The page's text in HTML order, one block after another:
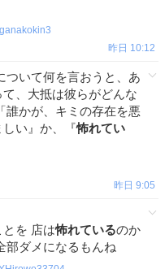
昨日 10:12
ついて何を言おうと、あ
、大抵は彼らがどんな
誰かが、キミの存在を悪
しい』か、『怖れてい
昨日 9:05
を 店は怖れているのか
部ダメになるもんね